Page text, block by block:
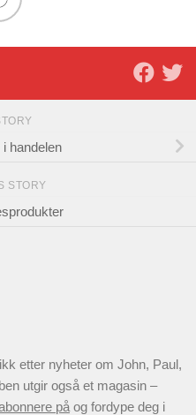
handelen
STORY
etter nyheter om John, Paul,
utgir også et magasin –
på og fordype deg i